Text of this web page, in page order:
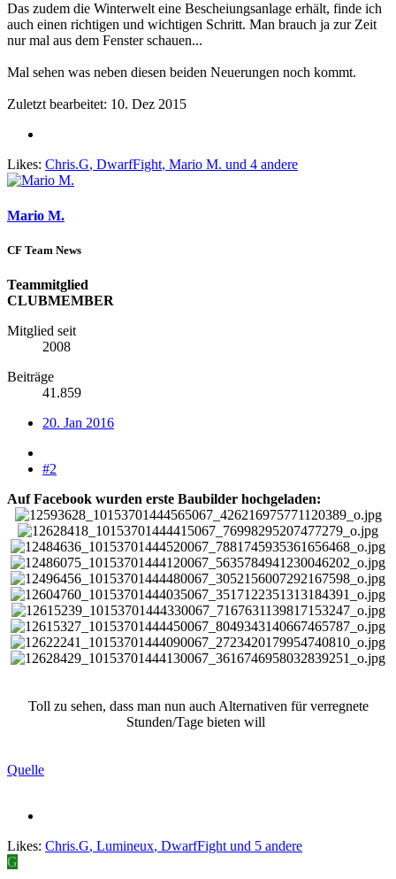
Das zudem die Winterwelt eine Bescheiungsanlage erhält, finde ich
auch einen richtigen und wichtigen Schritt. Man brauch ja zur Zeit
nur mal aus dem Fenster schauen...
Mal sehen was neben diesen beiden Neuerungen noch kommt.
Zuletzt bearbeitet: 10. Dez 2015
Likes: Chris.G, DwarfFight, Mario M. und 4 andere
Mario M.
CF Team News
Teammitglied
CLUBMEMBER
Mitglied seit
2008
Beiträge
41.859
20. Jan 2016
#2
Auf Facebook wurden erste Baubilder hochgeladen:
Toll zu sehen, dass man nun auch Alternativen für verregnete
Stunden/Tage bieten will
Quelle
Likes: Chris.G, Lumineux, DwarfFight und 5 andere
G